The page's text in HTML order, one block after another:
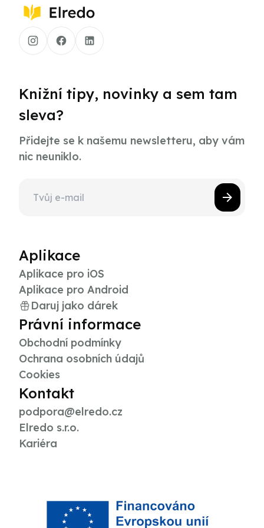
Knižní tipy, novinky a sem tam
sleva?
Přidejte se k našemu newsletteru, aby vám
nic neuniklo.
Aplikace
Aplikace pro iOS
Aplikace pro Android
Daruj jako dárek
Právní informace
Obchodní podmínky
Ochrana osobních údajů
Cookies
Kontakt
podpora@elredo.cz
Elredo s.r.o.
Kariéra